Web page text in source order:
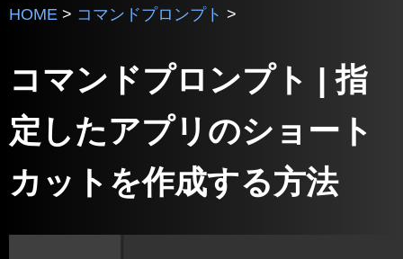
HOME > コマンドプロンプト >
コマンドプロンプト | 指
定したアプリのショート
カットを作成する方法